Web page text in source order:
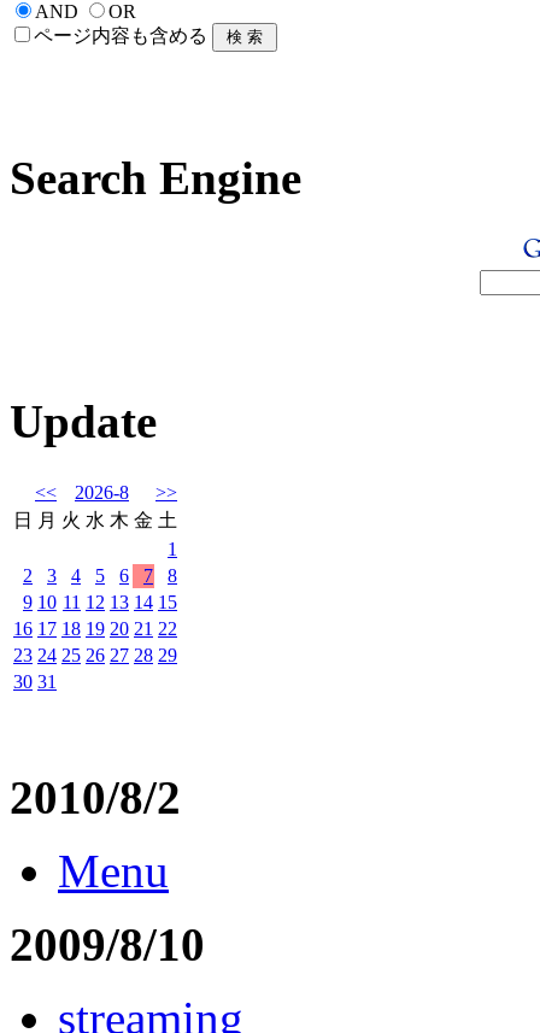
AND
OR
ページ内容も含める
Search Engine
Update
<< 2026-8
>>
日
月 火 水 木 金 土
1
2
3 4 5 6 7
8
9 10 11 12 13 14 15
16 17 18 19 20 21 22
23 24 25 26 27 28 29
30 31
2010/8/2
Menu
2009/8/10
streaming